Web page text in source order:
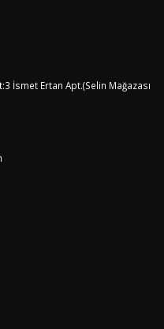
İsmet Ertan Apt.(Selin Mağazası